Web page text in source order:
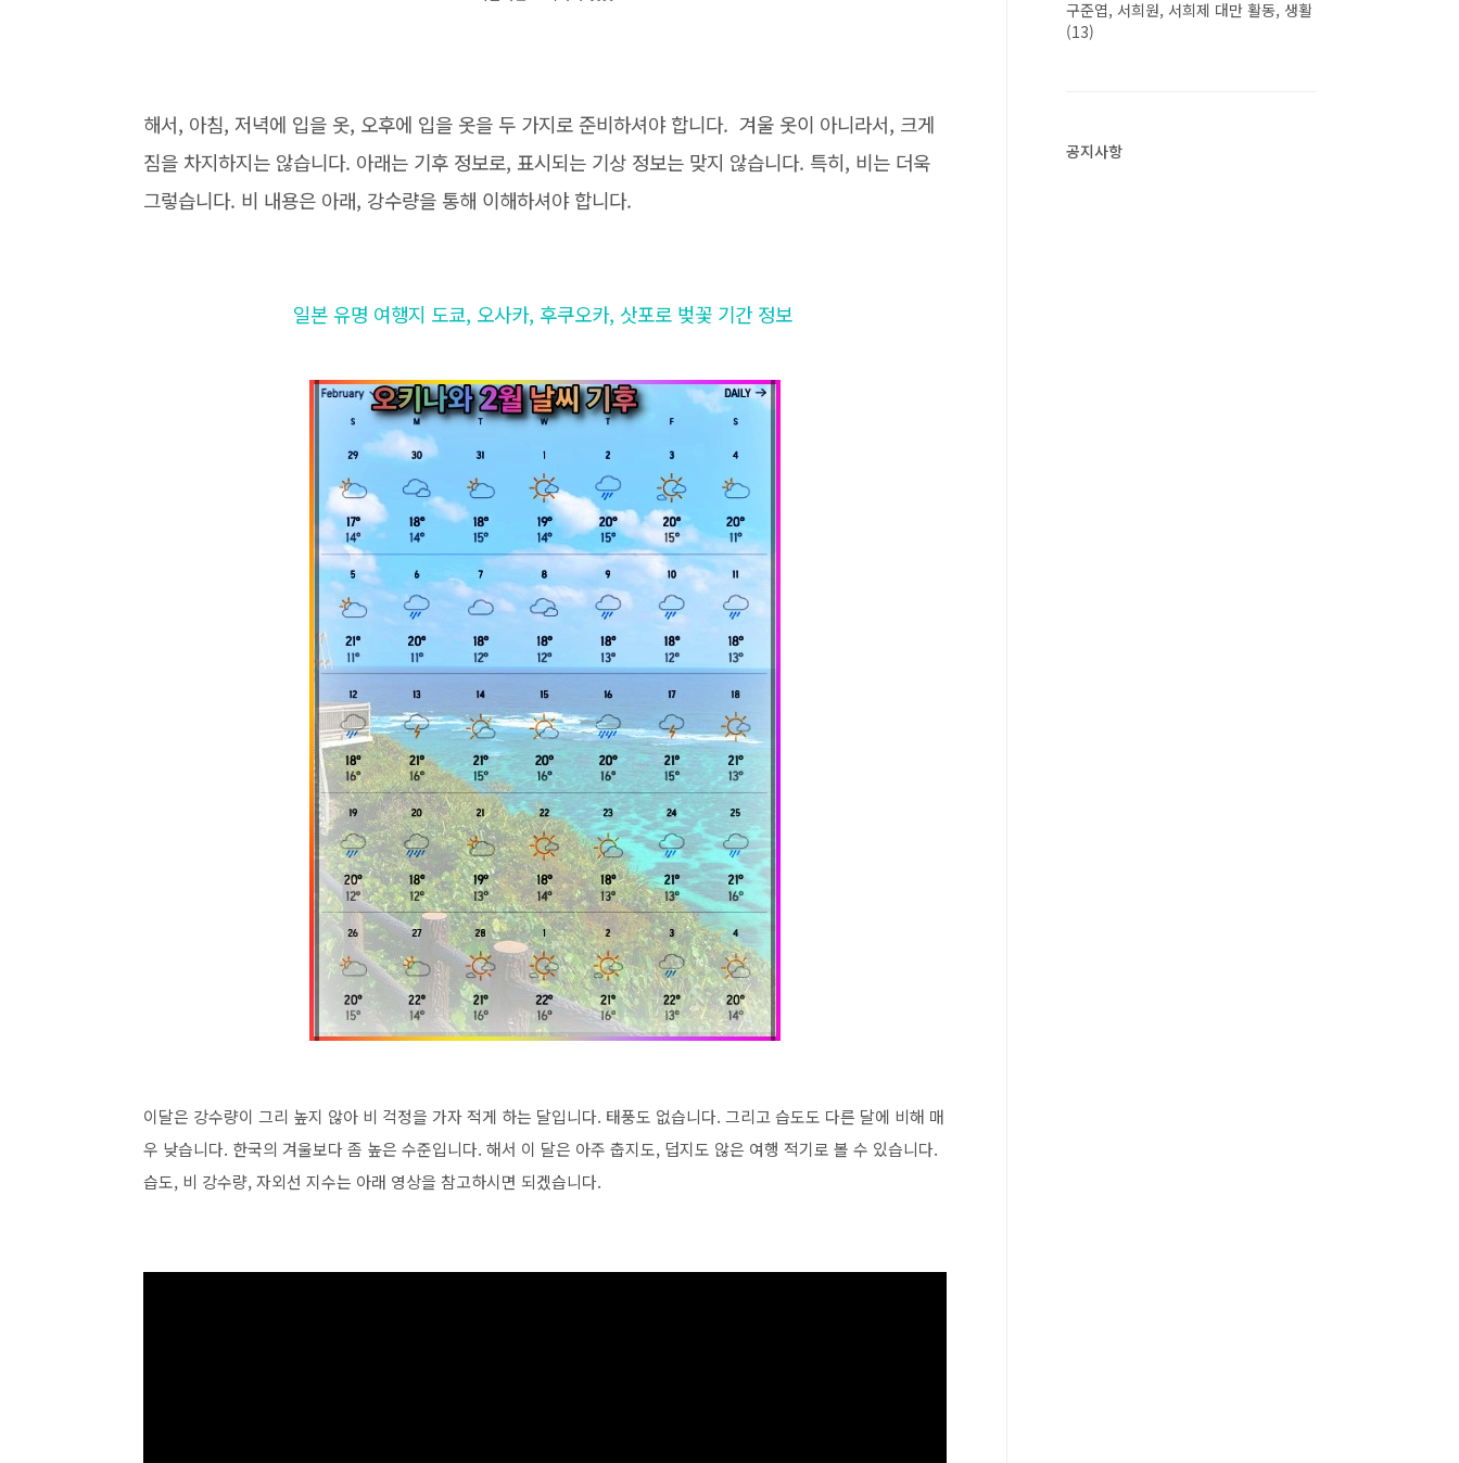
해서, 아침, 저녁에 입을 옷, 오후에 입을 옷을 두 가지로 준비하셔야 합니다. 겨울 옷이 아니라서, 크게
짐을 차지하지는 않습니다. 아래는 기후 정보로, 표시되는 기상 정보는 맞지 않습니다. 특히, 비는 더욱
그렇습니다. 비 내용은 아래, 강수량을 통해 이해하셔야 합니다.
일본 유명 여행지 도쿄, 오사카, 후쿠오카, 삿포로 벚꽃 기간 정보
이달은 강수량이 그리 높지 않아 비 걱정을 가자 적게 하는 달입니다. 태풍도 없습니다. 그리고 습도도 다른 달에 비해 매
우 낮습니다. 한국의 겨울보다 좀 높은 수준입니다. 해서 이 달은 아주 춥지도, 덥지도 않은 여행 적기로 볼 수 있습니다.
습도, 비 강수량, 자외선 지수는 아래 영상을 참고하시면 되겠습니다.
구준엽, 서희원, 서희제 대만 활동, 생활
(13)
공지사항